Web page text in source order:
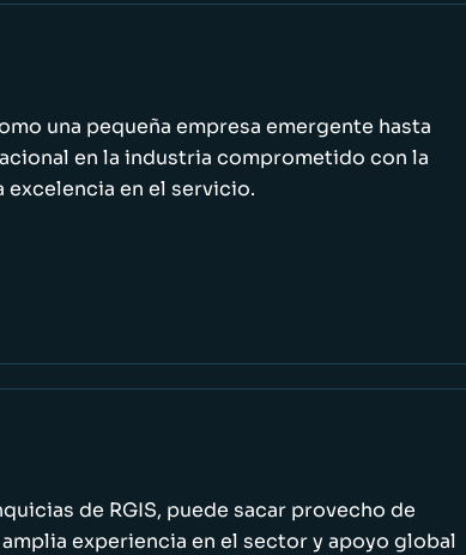
una pequeña empresa emergente hasta
en la industria comprometido con la
en el servicio.
de RGIS, puede sacar provecho de
experiencia en el sector y apoyo global